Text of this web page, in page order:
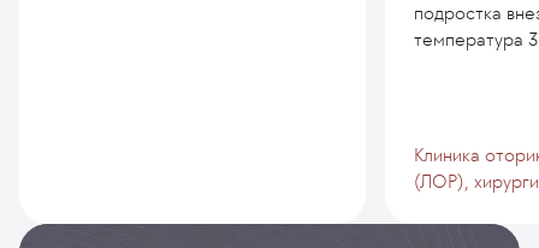
подростка
температура
Клиника
(ЛОР),